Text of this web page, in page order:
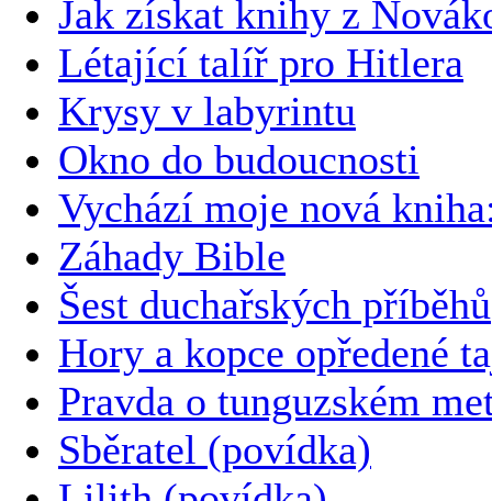
Jak získat knihy z
Létající talíř pro Hitlera
Krysy v labyrintu
Okno do budoucnosti
Vychází moje nová
Záhady Bible
Šest duchařských příběhů
Hory a kopce opředené
Pravda o tunguzském
Sběratel (povídka)